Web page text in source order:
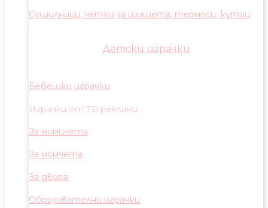
Сушилници, четки за шишета, термоси, кутии
Детски играчки
Бебешки играчки
Играчки от ТВ реклами
За момичета
За момчета
За двора
Образователни играчки